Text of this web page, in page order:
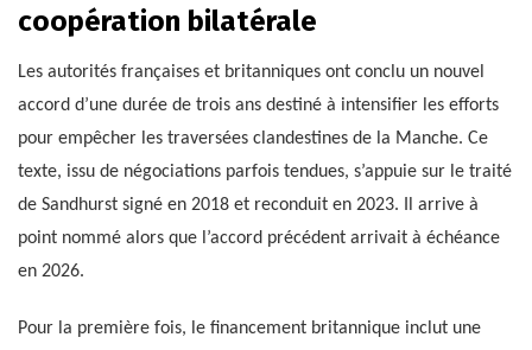
coopération bilatérale
Les autorités françaises et britanniques ont conclu un nouvel
accord d’une durée de trois ans destiné à intensifier les efforts
pour empêcher les traversées clandestines de la Manche. Ce
texte, issu de négociations parfois tendues, s’appuie sur le traité
de Sandhurst signé en 2018 et reconduit en 2023. Il arrive à
point nommé alors que l’accord précédent arrivait à échéance
en 2026.
Pour la première fois, le financement britannique inclut une